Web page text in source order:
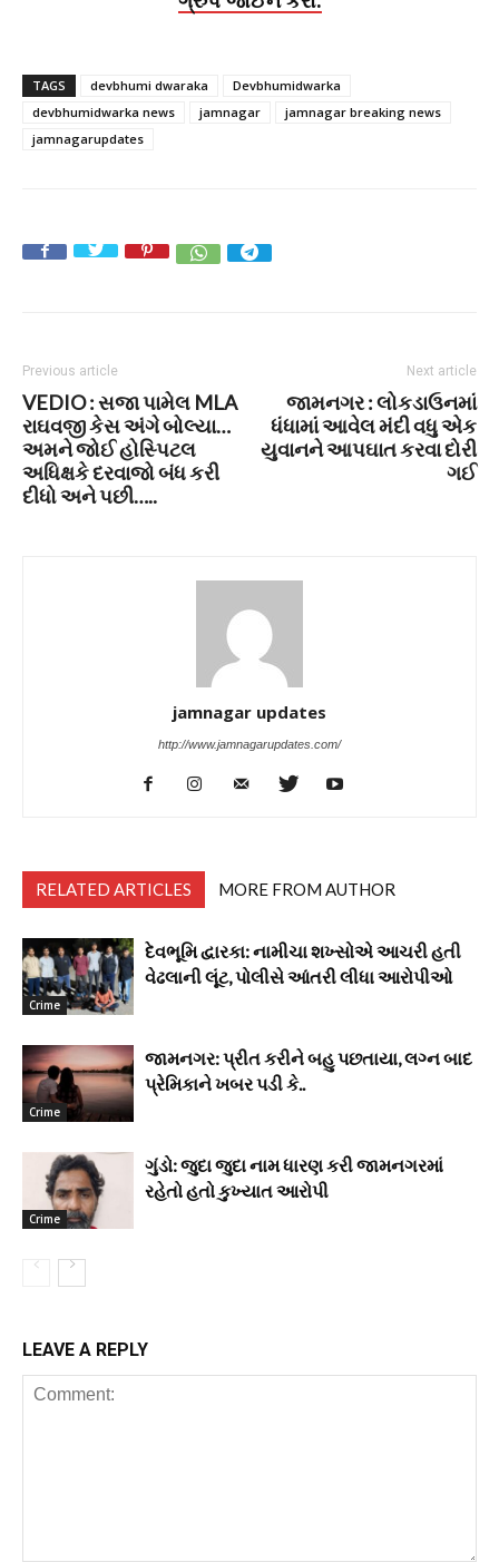
TAGS devbhumi dwaraka
Devbhumidwarka
devbhumidwarka news
jamnagar
jamnagar breaking news
jamnagarupdates
Previous article
VEDIO : સજા પામેલ MLA
રાઘવજી કેસ અંગે બોલ્યા…
અમને જોઈ હોસ્પિટલ
અધિક્ષકે દરવાજો બંધ કરી
દીધો અને પછી…..
Next article
જામનગર : લોકડાઉનમાં
ધંધામાં આવેલ મંદી વધુ એક
યુવાનને આપઘાત કરવા દોરી
ગઈ
jamnagar updates
http://www.jamnagarupdates.com/
RELATED ARTICLES MORE FROM AUTHOR
Crime
દેવભૂમિ દ્વારકા: નામીચા શખ્સોએ આચરી હતી
વેઢલાની લૂંટ, પોલીસે આંતરી લીધા આરોપીઓ
Crime
જામનગર: પ્રીત કરીને બહુ પછતાયા, લગ્ન બાદ
પ્રેમિકાને ખબર પડી કે..
Crime
ગુંડો: જુદા જુદા નામ ધારણ કરી જામનગરમાં
રહેતો હતો કુખ્યાત આરોપી
LEAVE A REPLY